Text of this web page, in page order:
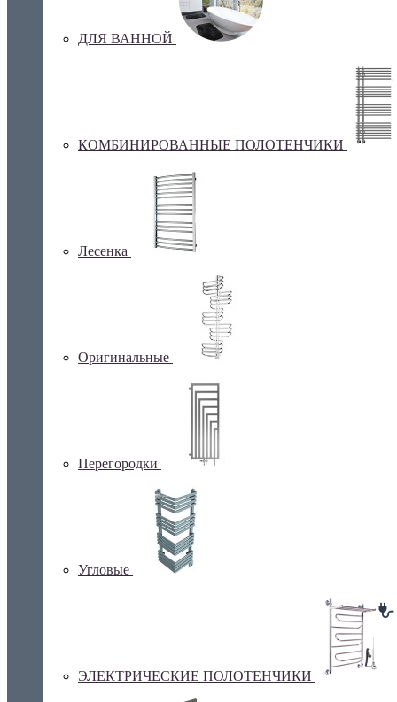
ДЛЯ ВАННОЙ
КОМБИНИРОВАННЫЕ ПОЛОТЕНЧИКИ
Лесенка
Оригинальные
Перегородки
Угловые
ЭЛЕКТРИЧЕСКИЕ ПОЛОТЕНЧИКИ